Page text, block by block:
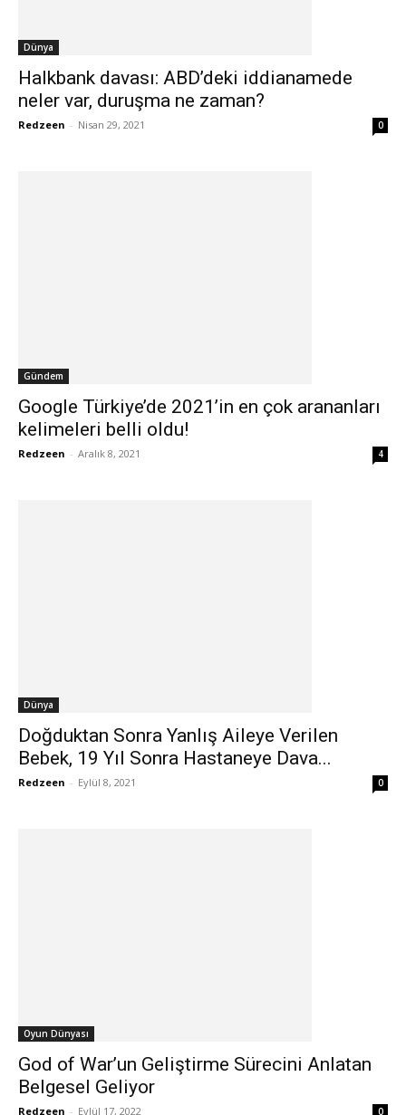
Dünya
Halkbank davası: ABD’deki iddianamede
neler var, duruşma ne zaman?
Redzeen - Nisan 29, 2021 0
Gündem
Google Türkiye’de 2021’in en çok arananları
kelimeleri belli oldu!
Redzeen - Aralık 8, 2021 4
Dünya
Doğduktan Sonra Yanlış Aileye Verilen
Bebek, 19 Yıl Sonra Hastaneye Dava...
Redzeen - Eylül 8, 2021 0
Oyun Dünyası
God of War’un Geliştirme Sürecini Anlatan
Belgesel Geliyor
Redzeen - Eylül 17, 2022 0